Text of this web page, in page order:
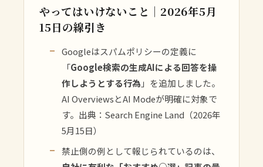
やってはいけないこと｜2026年5月
15日の線引き
Googleはスパムポリシーの定義に
「Google検索の生成AIによる回答を操
作しようとする行為 」を追加しました。
AI OverviewsとAI Modeが明確に対象で
す。 出典：Search Engine Land（2026年
5月15日）
禁止側の例として報じられているのは、